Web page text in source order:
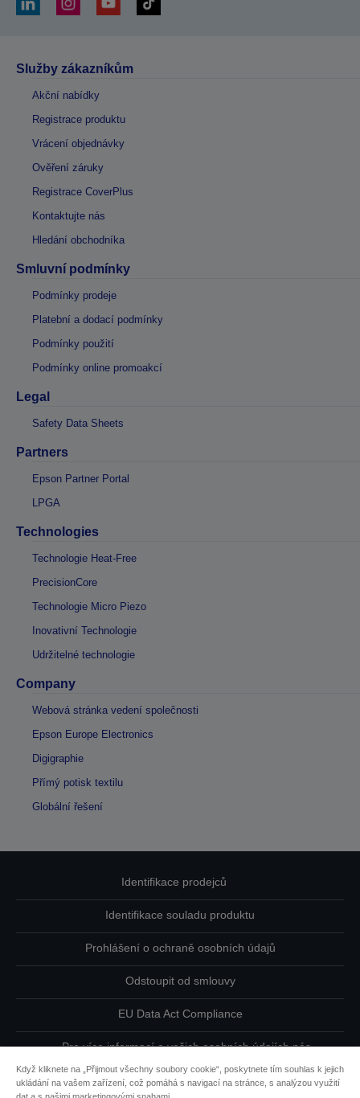
Služby zákazníkům
Akční nabídky
Registrace produktu
Vrácení objednávky
Ověření záruky
Registrace CoverPlus
Kontaktujte nás
Hledání obchodníka
Smluvní podmínky
Podmínky prodeje
Platební a dodací podmínky
Podmínky použití
Podmínky online promoakcí
Legal
Safety Data Sheets
Partners
Epson Partner Portal
LPGA
Technologies
Technologie Heat-Free
PrecisionCore
Technologie Micro Piezo
Inovativní Technologie
Udržitelné technologie
Company
Webová stránka vedení společnosti
Epson Europe Electronics
Digigraphie
Přímý potisk textilu
Globální řešení
Identifikace prodejců
Identifikace souladu produktu
Prohlášení o ochraně osobních údajů
Odstoupit od smlouvy
EU Data Act Compliance
Pro více informací o vašich osobních údajích nás
kontaktujte
Když kliknete na „Přijmout všechny soubory cookie“, poskytnete tím souhlas k jejich
ukládání na vašem zařízení, což pomáhá s navigací na stránce, s analýzou využití